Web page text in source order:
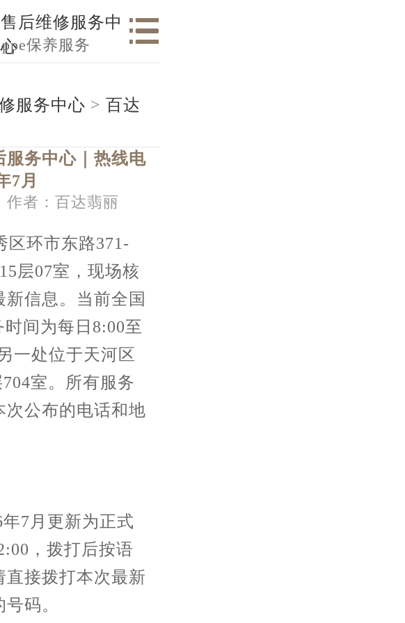
后维修服务中
心 保养服务
服务中心 > 百达
服务中心｜热线电
7月
作者：百达翡丽
区环市东路371-
层07室，现场核
信息。当前全国
间为每日8:00至
一处位于天河区
室。所有服务
次公布的电话和地
7月更新为正式
，拨打后按语
接拨打本次最新
码。